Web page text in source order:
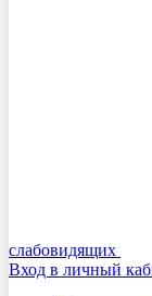
слабовидящих
Вход в личный